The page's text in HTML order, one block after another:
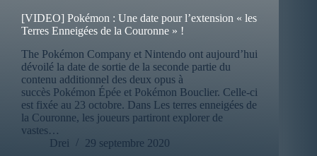
[VIDEO] Pokémon : Une date pour l’extension « les
Terres Enneigées de la Couronne » !
The Pokémon Company et Nintendo ont aujourd’hui
dévoilé la date de sortie de la seconde partie du
contenu additionnel des deux opus à
succès Pokémon Épée et Pokémon Bouclier. Celle-ci
est fixée au 23 octobre. Dans Les terres enneigées de
la Couronne, les joueurs partiront explorer de
vastes…
Drei
29 septembre 2020